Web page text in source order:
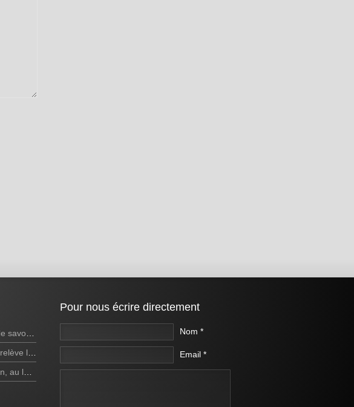
et bulles bleues
de savon carrée à la télévision!
du soleil
Pour nous écrire directement
Nom *
Email *